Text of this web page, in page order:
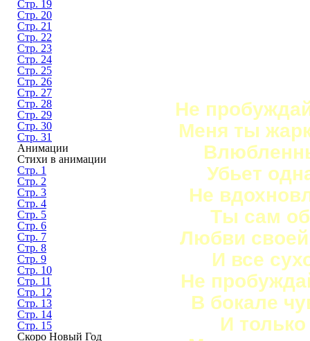
Стр. 19
Стр. 20
Стр. 21
Стр. 22
Стр. 23
Стр. 24
Стр. 25
Стр. 26
Стр. 27
Стр. 28
Стр. 29
Стр. 30
Стр. 31
Анимации
Стихи в анимации
Стр. 1
Стр. 2
Стр. 3
Стр. 4
Стр. 5
Стр. 6
Стр. 7
Стр. 8
Стр. 9
Стр. 10
Стр. 11
Стр. 12
Стр. 13
Стр. 14
Стр. 15
Скоро Новый Год
Не
Меня ты
Убьет
Не
Ты сам
Любви
И все
Не
В бокале
И